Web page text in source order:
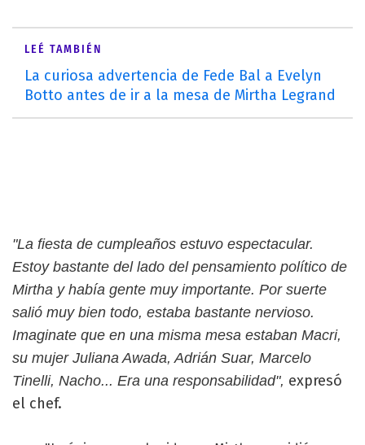
LEÉ TAMBIÉN
La curiosa advertencia de Fede Bal a Evelyn
Botto antes de ir a la mesa de Mirtha Legrand
"La fiesta de cumpleaños estuvo espectacular.
Estoy bastante del lado del pensamiento político de
Mirtha y había gente muy importante. Por suerte
salió muy bien todo, estaba bastante nervioso.
Imaginate que en una misma mesa estaban Macri,
su mujer Juliana Awada, Adrián Suar, Marcelo
Tinelli, Nacho... Era una responsabilidad", expresó
el chef.